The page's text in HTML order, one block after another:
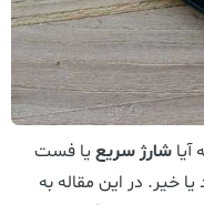
شارژ سریع یا فست
خیر. در این مقاله به